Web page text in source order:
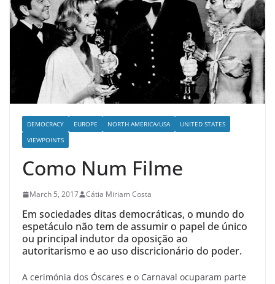
DEMOCRACY EUROPE NORTH AMERICA/USA
UNITED STATES
VIEWPOINTS
Como Num Filme
March 5, 2017 Cátia Miriam Costa
Em sociedades ditas democráticas, o mundo do
espetáculo não tem de assumir o papel de único
ou principal indutor da oposição ao
autoritarismo e ao uso discricionário do poder.
A cerimónia dos Óscares e o Carnaval ocuparam parte